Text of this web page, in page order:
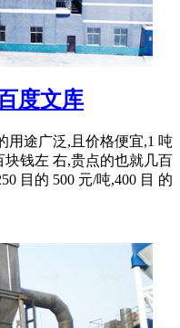
度文库
用途广泛,且价格便宜,1 吨
钱左 右,贵点的也就几百
目的 500 元/吨,400 目 的